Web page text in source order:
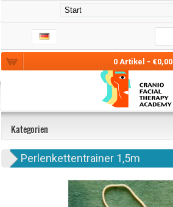
0 Artikel - €0,00
Kategorien
Perlenkettentrainer 1,5m